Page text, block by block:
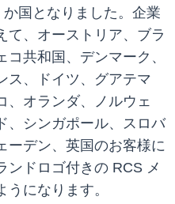
か国となりました。企業
て、オーストリア、ブラ
共和国、デンマーク、
ス、ドイツ、グアテマ
、オランダ、ノルウェ
、シンガポール、スロバ
ーデン、英国のお客様に
ンドロゴ付きの RCS メ
うになります。